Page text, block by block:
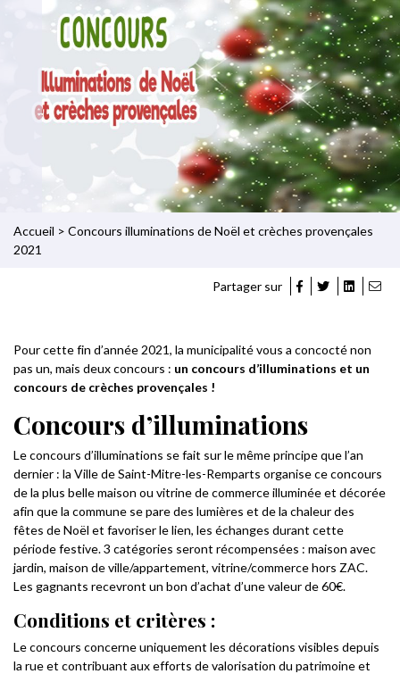
Accueil > Concours illuminations de Noël et crèches provençales
2021
Partager sur
Pour cette fin d’année 2021, la municipalité vous a concocté non
pas un, mais deux concours : un concours d’illuminations et un
concours de crèches provençales !
Concours d’illuminations
Le concours d’illuminations se fait sur le même principe que l’an
dernier : la Ville de Saint-Mitre-les-Remparts organise ce concours
de la plus belle maison ou vitrine de commerce illuminée et décorée
afin que la commune se pare des lumières et de la chaleur des
fêtes de Noël et favoriser le lien, les échanges durant cette
période festive. 3 catégories seront récompensées : maison avec
jardin, maison de ville/appartement, vitrine/commerce hors ZAC.
Les gagnants recevront un bon d’achat d’une valeur de 60€.
Conditions et critères :
Le concours concerne uniquement les décorations visibles depuis
la rue et contribuant aux efforts de valorisation du patrimoine et